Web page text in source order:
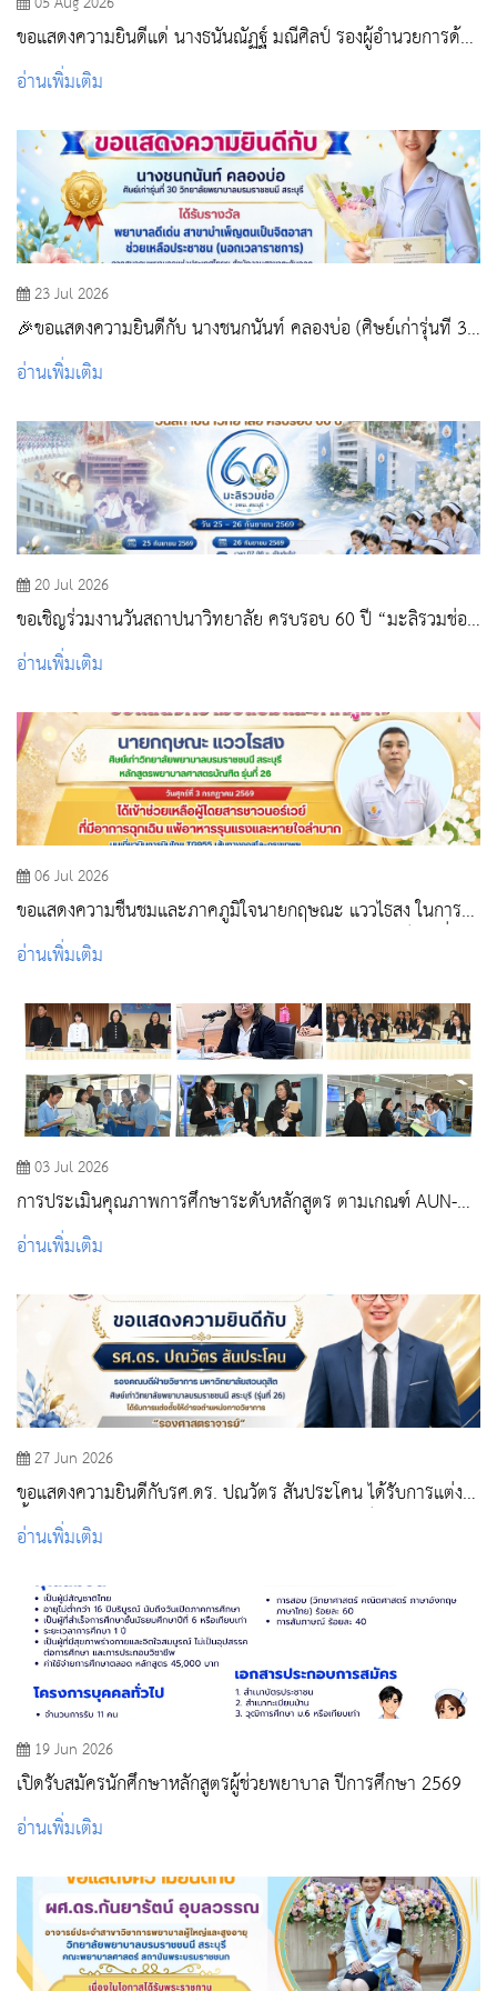
ขอแสดงความยินดีแด่ นางธนันณัฏฐ์ มณีศิลป์ รองผู้อำนวยการด้าน
การพยาบาล โรงพยาบาลสระบุรี
อ่านเพิ่มเติม
23 Jul 2026
🎉ขอแสดงความยินดีกับ นางชนกนันท์ คลองบ่อ (ศิษย์เก่ารุ่นที่ 30
วิทยาลัยพยาบาลบรมราชชนนี สระบุรี)
อ่านเพิ่มเติม
20 Jul 2026
ขอเชิญร่วมงานวันสถาปนาวิทยาลัย ครบรอบ 60 ปี “มะลิรวมช่อ
วพบ.สระบุรี”
อ่านเพิ่มเติม
06 Jul 2026
ขอแสดงความชื่นชมและภาคภูมิใจนายกฤษณะ แววไธสง ในการใช้
ความรู้ความสามารถในวิชาชีพพยาบาล ให้เป็นประโยชน์ต่อเพื่อน
มนุษย์
อ่านเพิ่มเติม
03 Jul 2026
การประเมินคุณภาพการศึกษาระดับหลักสูตร ตามเกณฑ์ AUN-
QA ปีการศึกษา 2568
อ่านเพิ่มเติม
27 Jun 2026
ขอแสดงความยินดีกับรศ.ดร. ปณวัตร สันประโคน ได้รับการแต่ง
อ่านเพิ่มเติม
19 Jun 2026
เปิดรับสมัครนักศึกษาหลักสูตรผู้ช่วยพยาบาล ปีการศึกษา 2569
อ่านเพิ่มเติม